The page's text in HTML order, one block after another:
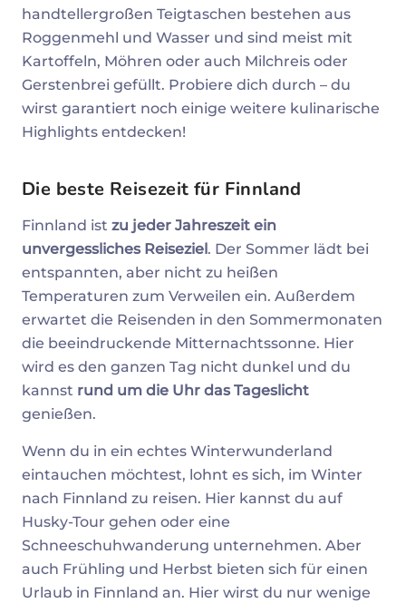
handtellergroßen Teigtaschen bestehen aus
Roggenmehl und Wasser und sind meist mit
Kartoffeln, Möhren oder auch Milchreis oder
Gerstenbrei gefüllt. Probiere dich durch – du
wirst garantiert noch einige weitere kulinarische
Highlights entdecken!
Die beste Reisezeit für Finnland
Finnland ist zu jeder Jahreszeit ein
unvergessliches Reiseziel . Der Sommer lädt bei
entspannten, aber nicht zu heißen
Temperaturen zum Verweilen ein. Außerdem
erwartet die Reisenden in den Sommermonaten
die beeindruckende Mitternachtssonne. Hier
wird es den ganzen Tag nicht dunkel und du
kannst rund um die Uhr das Tageslicht
genießen.
Wenn du in ein echtes Winterwunderland
eintauchen möchtest, lohnt es sich, im Winter
nach Finnland zu reisen. Hier kannst du auf
Husky-Tour gehen oder eine
Schneeschuhwanderung unternehmen. Aber
auch Frühling und Herbst bieten sich für einen
Urlaub in Finnland an. Hier wirst du nur wenige